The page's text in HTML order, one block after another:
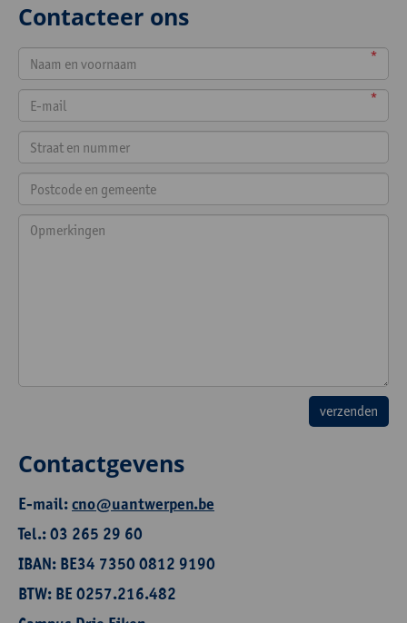
Contacteer ons
*
*
Contactgevens
E-mail:cno@uantwerpen.be
Tel.: 03 265 29 60
IBAN: BE34 7350 0812 9190
BTW: BE 0257.216.482